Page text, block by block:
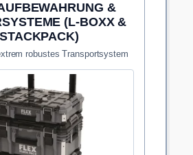
&
(L-BOXX &
STACKPACK)
robustes Transportsystem
Maschinen.